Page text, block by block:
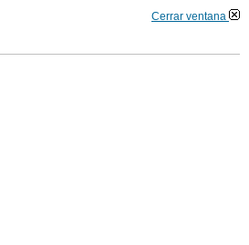
Cerrar ventana